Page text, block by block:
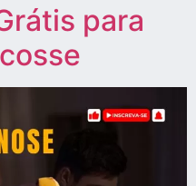
para